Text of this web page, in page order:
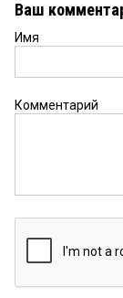
Ваш
Имя
Комментарий